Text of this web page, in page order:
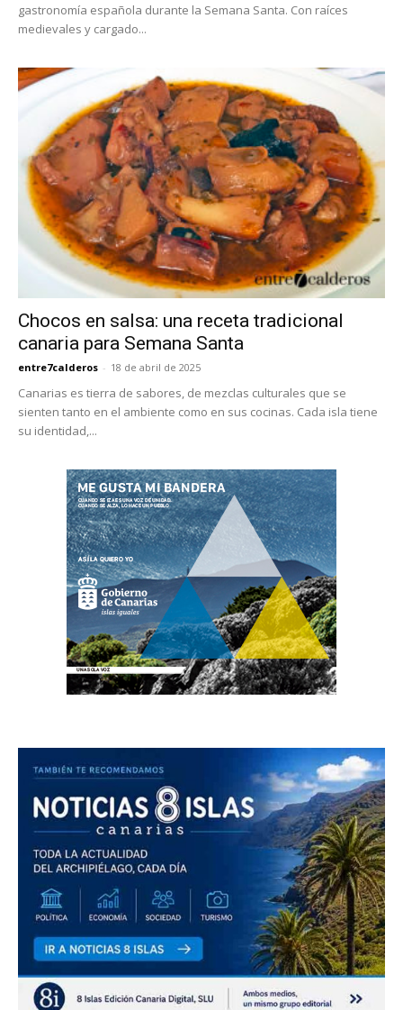
gastronomía española durante la Semana Santa. Con raíces
medievales y cargado...
Chocos en salsa: una receta tradicional
canaria para Semana Santa
entre7calderos - 18 de abril de 2025
Canarias es tierra de sabores, de mezclas culturales que se
sienten tanto en el ambiente como en sus cocinas. Cada isla tiene
su identidad,...